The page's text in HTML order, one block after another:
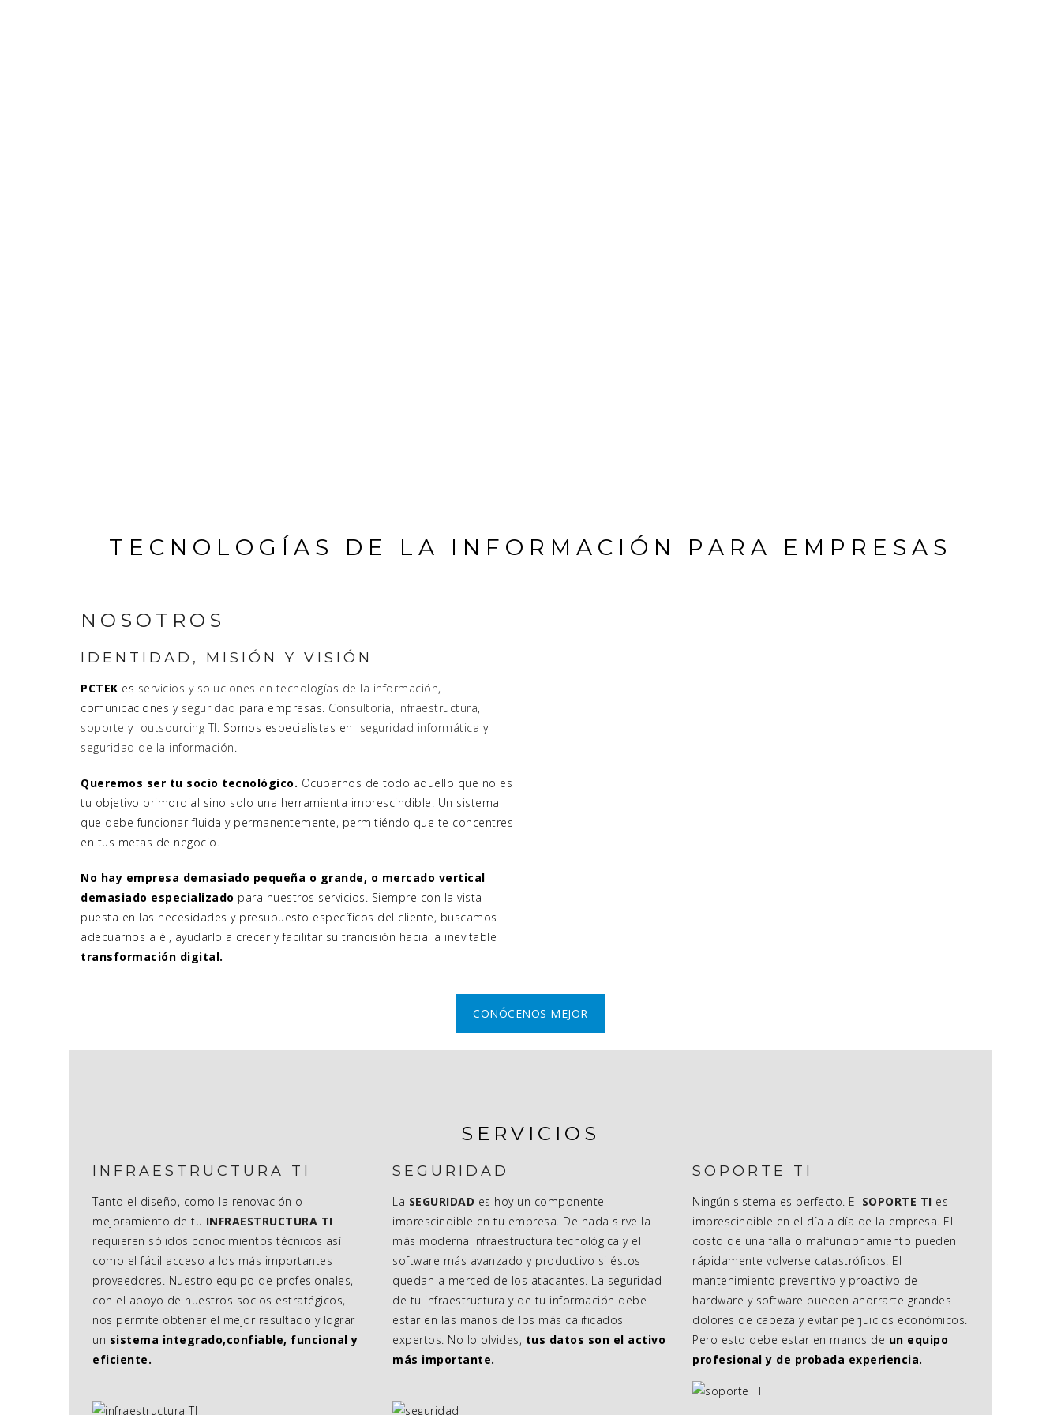
TECNOLOGÍAS DE LA INFORMACIÓN PARA EMPRESAS
NOSOTROS
IDENTIDAD, MISIÓN Y VISIÓN
PCTEK es servicios y soluciones en tecnologías de la información,
comunicaciones y seguridad para empresas. Consultoría, infraestructura,
soporte y outsourcing TI. Somos especialistas en seguridad informática y
seguridad de la información.
Queremos ser tu socio tecnológico. Ocuparnos de todo aquello que no es
tu objetivo primordial sino solo una herramienta imprescindible. Un sistema
que debe funcionar fluida y permanentemente, permitiéndo que te concentres
en tus metas de negocio.
No hay empresa demasiado pequeña o grande, o mercado vertical
demasiado especializado para nuestros servicios. Siempre con la vista
puesta en las necesidades y presupuesto específicos del cliente, buscamos
adecuarnos a él, ayudarlo a crecer y facilitar su trancisión hacia la inevitable
transformación digital.
CONÓCENOS MEJOR
SERVICIOS
INFRAESTRUCTURA TI
Tanto el diseño, como la renovación o
mejoramiento de tu INFRAESTRUCTURA TI
requieren sólidos conocimientos técnicos así
como el fácil acceso a los más importantes
proveedores. Nuestro equipo de profesionales,
con el apoyo de nuestros socios estratégicos,
nos permite obtener el mejor resultado y lograr
un sistema integrado,confiable, funcional y
eficiente.
SEGURIDAD
La SEGURIDAD es hoy un componente
imprescindible en tu empresa. De nada sirve la
más moderna infraestructura tecnológica y el
software más avanzado y productivo si éstos
quedan a merced de los atacantes. La seguridad
de tu infraestructura y de tu información debe
estar en las manos de los más calificados
expertos. No lo olvides, tus datos son el activo
más importante.
SOPORTE TI
Ningún sistema es perfecto. El SOPORTE TI es
imprescindible en el día a día de la empresa. El
costo de una falla o malfuncionamiento pueden
rápidamente volverse catastróficos. El
mantenimiento preventivo y proactivo de
hardware y software pueden ahorrarte grandes
dolores de cabeza y evitar perjuicios económicos.
Pero esto debe estar en manos de un equipo
profesional y de probada experiencia.